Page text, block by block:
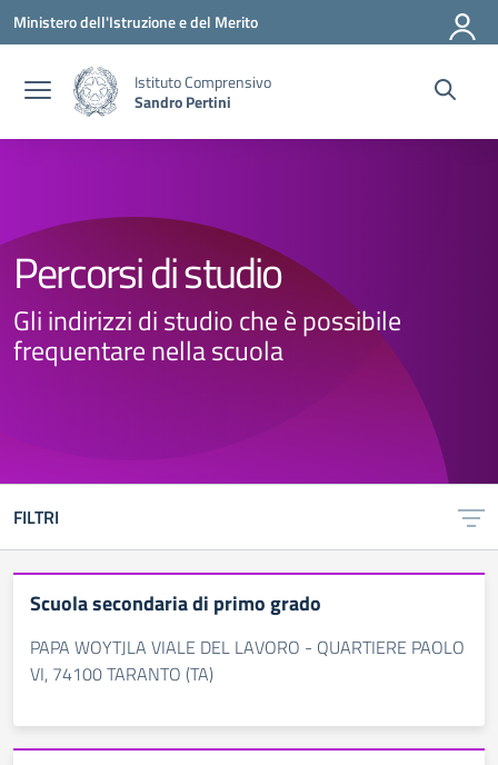
Vai ai contenuti
Vai al menu di navigazione
Vai al footer
Ministero dell'Istruzione e del Merito
Istituto Comprensivo
Sandro Pertini
Percorsi di studio
Gli indirizzi di studio che è possibile
frequentare nella scuola
FILTRI
Scuola secondaria di primo grado
PAPA WOYTJLA VIALE DEL LAVORO - QUARTIERE PAOLO
VI, 74100 TARANTO (TA)